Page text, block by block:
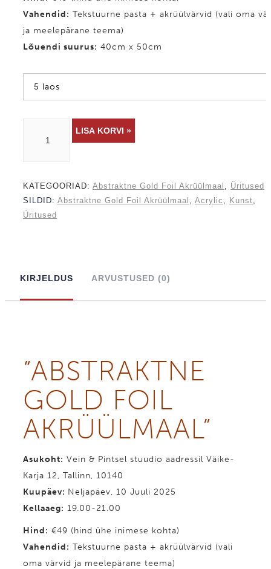
Vahendid: Tekstuurne pasta + akrüülvärvid (vali oma
ja meelepärane teema)
Lõuendi suurus: 40cm x 50cm
5 laos
ABSTRAKTNE
AKRÜÜLMAAL
-
LISA KORVI »
KATEGOORIAD: Abstraktne Gold Foil Akrüülmaal , Üritused
SILDID: Abstraktne Gold Foil Akrüülmaal , Acrylic , Kunst,
Üritused
KIRJELDUS ARVUSTUSED (0)
“ABST­RAKT­NE
GOLD FOIL
AKRÜÜL­­­MAAL”
Asukoht: Vein & Pintsel stuudio aadressil Väike-
Karja 12, Tallinn, 10140
Kuupäev: Neljapäev, 10 Juuli 2025
Kellaaeg: 19.00-21.00
Hind: €49 (hind ühe inimese kohta)
Vahendid: Tekstuurne pasta + akrüülvärvid (vali
oma värvid ja meelepärane teema)